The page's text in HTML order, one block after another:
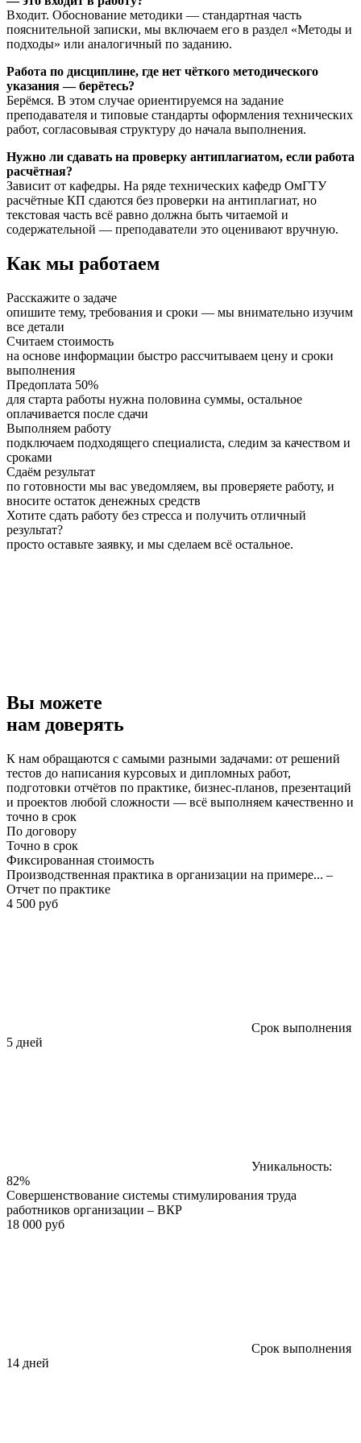
Входит. Обоснование методики — стандартная часть
пояснительной записки, мы включаем его в раздел «Методы и
подходы» или аналогичный по заданию.
Работа по дисциплине, где нет чёткого методического
указания — берётесь?
Берёмся. В этом случае ориентируемся на задание
преподавателя и типовые стандарты оформления технических
работ, согласовывая структуру до начала выполнения.
Нужно ли сдавать на проверку антиплагиатом, если работа
расчётная?
Зависит от кафедры. На ряде технических кафедр ОмГТУ
расчётные КП сдаются без проверки на антиплагиат, но
текстовая часть всё равно должна быть читаемой и
содержательной — преподаватели это оценивают вручную.
Как мы работаем
Расскажите о задаче
опишите тему, требования и сроки — мы внимательно изучим
все детали
Считаем стоимость
на основе информации быстро рассчитываем цену и сроки
выполнения
Предоплата 50%
для старта работы нужна половина суммы, остальное
оплачивается после сдачи
Выполняем работу
подключаем подходящего специалиста, следим за качеством и
сроками
Сдаём результат
по готовности мы вас уведомляем, вы проверяете работу, и
вносите остаток денежных средств
Хотите сдать работу без стресса и получить отличный
результат?
просто оставьте заявку, и мы сделаем всё остальное.
Вы можете
нам доверять
К нам обращаются с самыми разными задачами: от решений
тестов до написания курсовых и дипломных работ,
подготовки отчётов по практике, бизнес-планов, презентаций
и проектов любой сложности — всё выполняем качественно и
точно в срок
По договору
Точно в срок
Фиксированная стоимость
Производственная практика в организации на примере... –
Отчет по практике
4 500 руб
Срок выполнения
5 дней
Уникальность:
82%
Совершенствование системы стимулирования труда
работников организации – ВКР
18 000 руб
Срок выполнения
14 дней